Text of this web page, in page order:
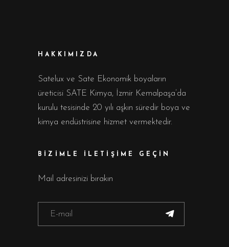
HAKKIMIZDA
Satelux ve Sate Ekonomik boyaların
üreticisi SATE Kimya, İzmir Kemalpaşa’da
kurulu tesisinde 20 yılı aşkın süredir boya ve
kimya endüstrisine hizmet vermektedir.
BİZİMLE İLETİŞİME GEÇİN
Mail adresinizi bırakın